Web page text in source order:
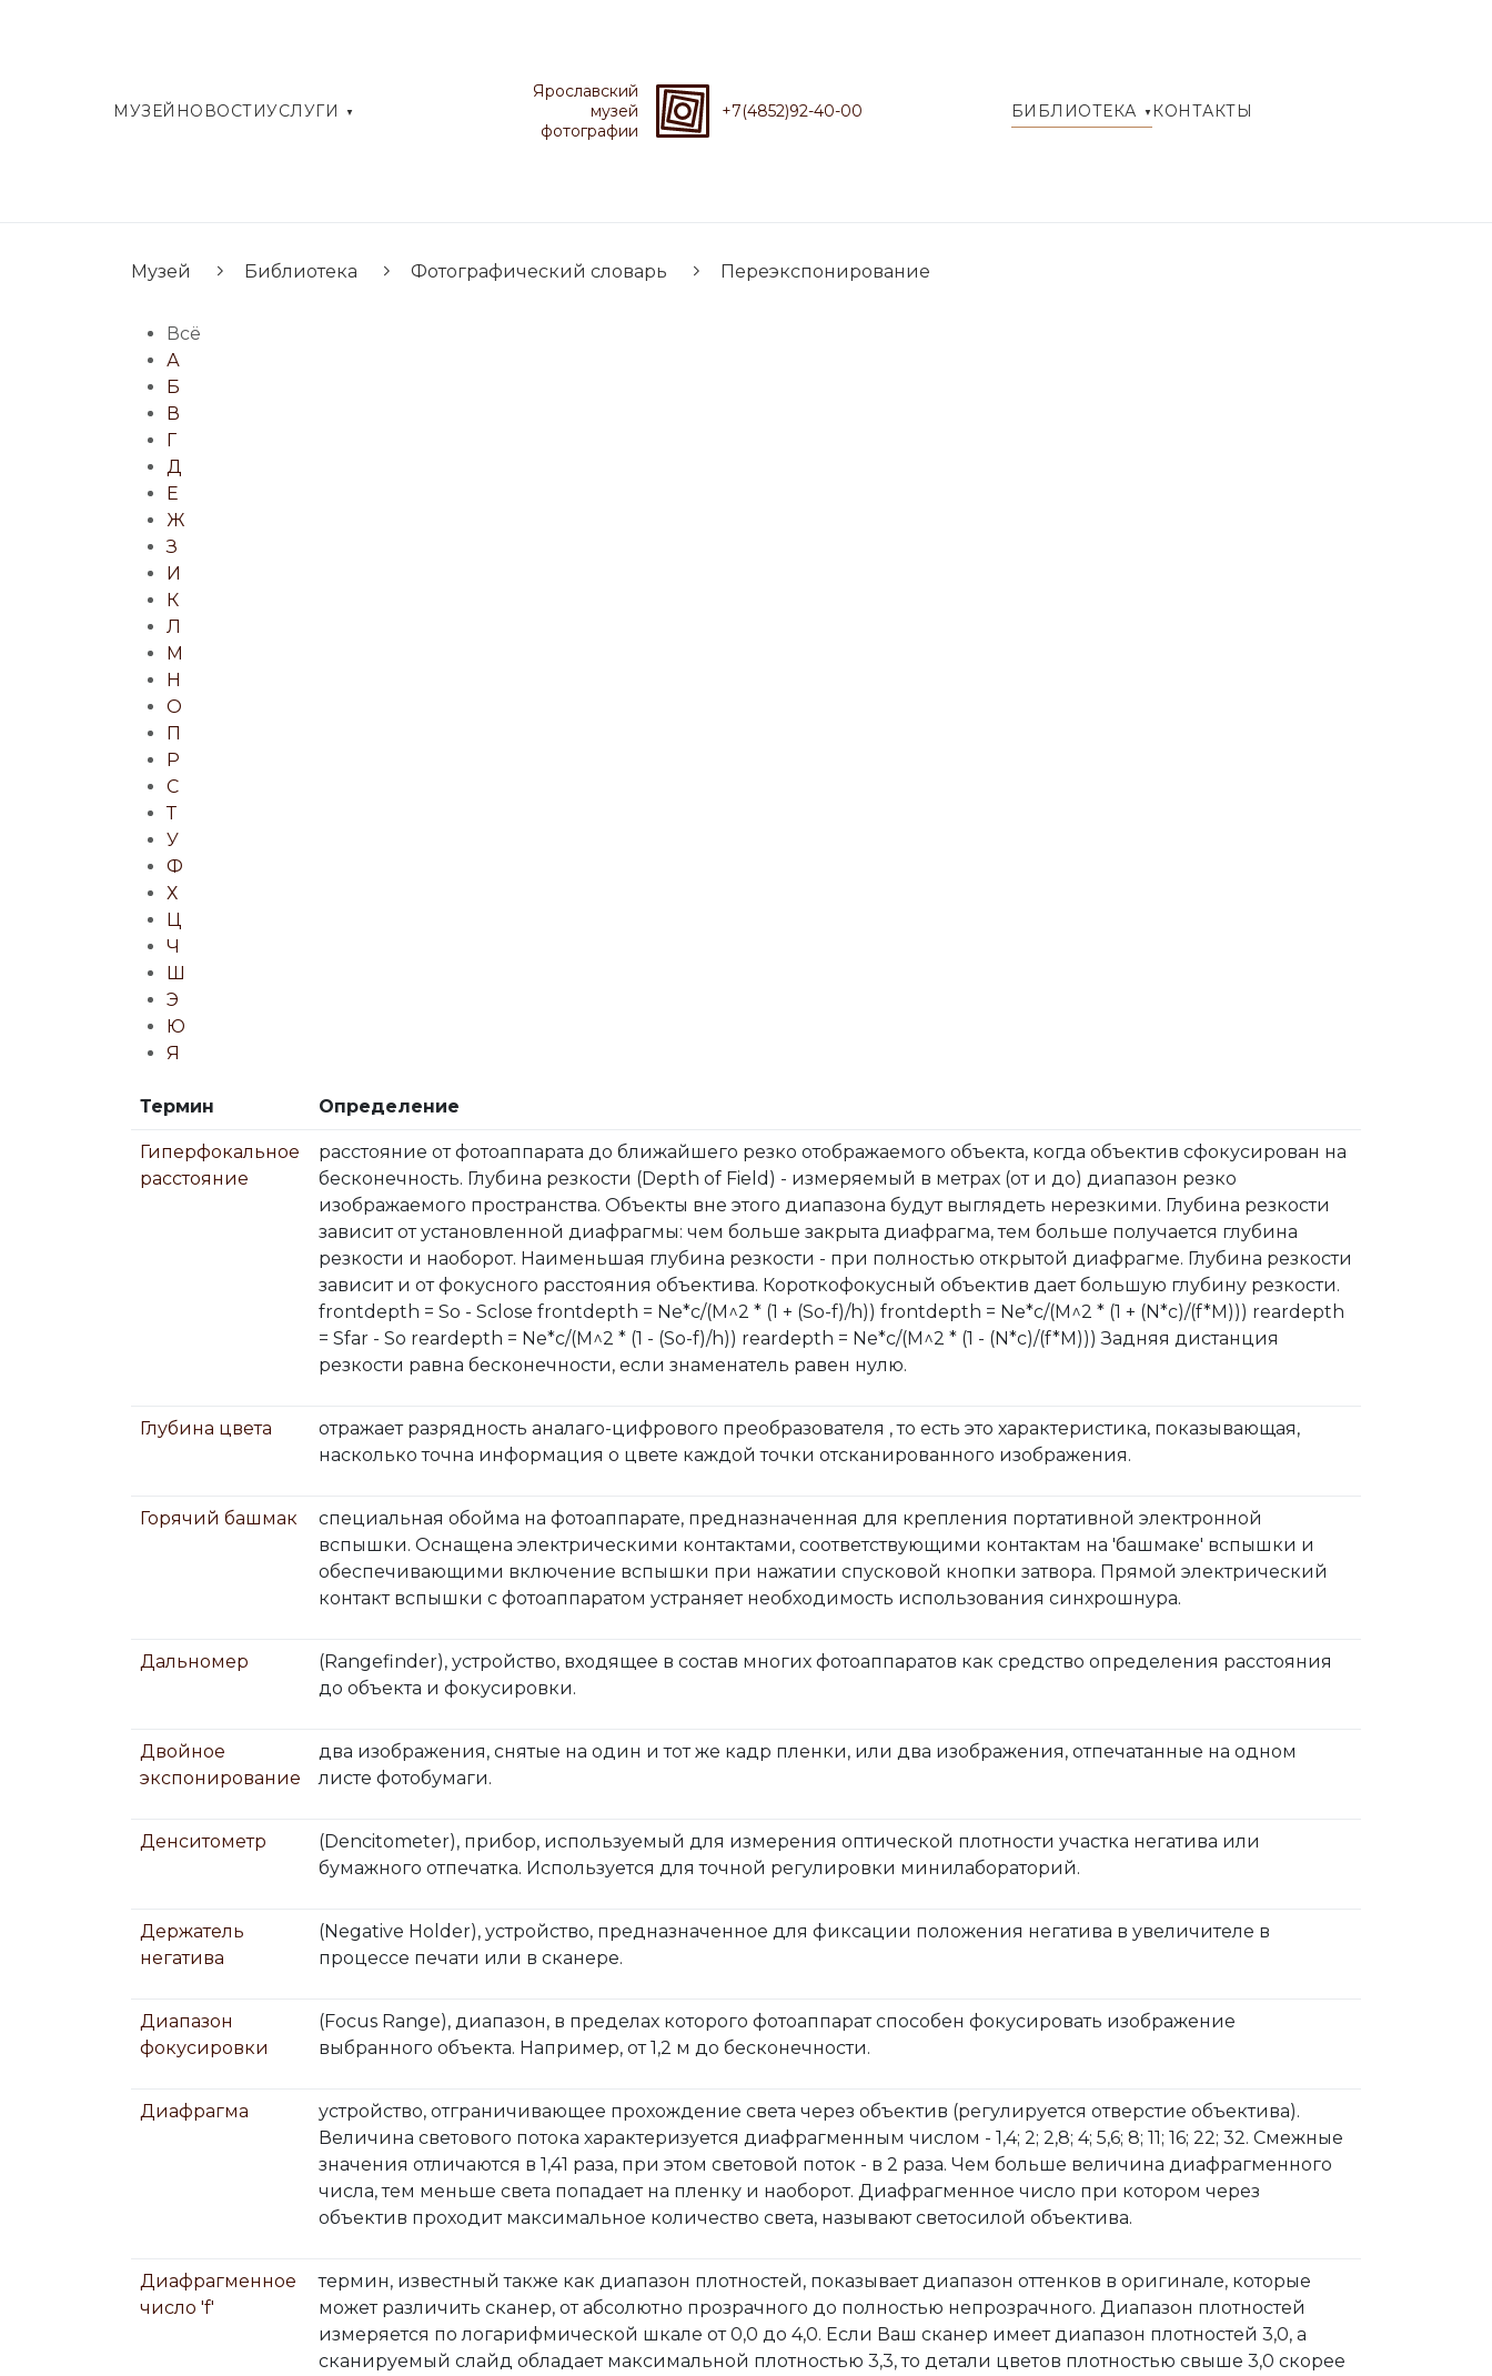
МУЗЕЙ НОВОСТИУСЛУГИ
Ярославский
музей
фотографии
+7(4852)92-40-00 БИБЛИОТЕКА КОНТАКТЫ
Музей Библиотека Фотографический словарь Переэкспонирование
Всё
А
Б
В
Г
Д
Е
Ж
З
И
К
Л
М
Н
О
П
Р
С
Т
У
Ф
Х
Ц
Ч
Ш
Э
Ю
Я
Термин Определение
Гиперфокальное
расстояние
расстояние от фотоаппарата до ближайшего резко отображаемого объекта, когда объектив сфокусирован на
бесконечность. Глубина резкости (Depth of Field) - измеряемый в метрах (от и до) диапазон резко
изображаемого пространства. Объекты вне этого диапазона будут выглядеть нерезкими. Глубина резкости
зависит от установленной диафрагмы: чем больше закрыта диафрагма, тем больше получается глубина
резкости и наоборот. Наименьшая глубина резкости - при полностью открытой диафрагме. Глубина резкости
зависит и от фокусного расстояния объектива. Короткофокусный объектив дает большую глубину резкости.
frontdepth = So - Sclose frontdepth = Ne*c/(M^2 * (1 + (So-f)/h)) frontdepth = Ne*c/(M^2 * (1 + (N*c)/(f*M))) reardepth
= Sfar - So reardepth = Ne*c/(M^2 * (1 - (So-f)/h)) reardepth = Ne*c/(M^2 * (1 - (N*c)/(f*M))) Задняя дистанция
резкости равна бесконечности, если знаменатель равен нулю.
Глубина цвета
отражает разрядность аналаго-цифрового преобразователя , то есть это характеристика, показывающая,
насколько точна информация о цвете каждой точки отсканированного изображения.
Горячий башмак
специальная обойма на фотоаппарате, предназначенная для крепления портативной электронной
вспышки. Оснащена электрическими контактами, соответствующими контактам на 'башмаке' вспышки и
обеспечивающими включение вспышки при нажатии спусковой кнопки затвора. Прямой электрический
контакт вспышки с фотоаппаратом устраняет необходимость использования синхрошнура.
Дальномер
(Rangefinder), устройство, входящее в состав многих фотоаппаратов как средство определения расстояния
до объекта и фокусировки.
Двойное
экспонирование
два изображения, снятые на один и тот же кадр пленки, или два изображения, отпечатанные на одном
листе фотобумаги.
Денситометр
(Dencitometer), прибор, используемый для измерения оптической плотности участка негатива или
бумажного отпечатка. Используется для точной регулировки минилабораторий.
Держатель
негатива
(Negative Holder), устройство, предназначенное для фиксации положения негатива в увеличителе в
процессе печати или в сканере.
Диапазон
фокусировки
(Focus Range), диапазон, в пределах которого фотоаппарат способен фокусировать изображение
выбранного объекта. Например, от 1,2 м до бесконечности.
Диафрагма
устройство, отграничивающее прохождение света через объектив (регулируется отверстие объектива).
Величина светового потока характеризуется диафрагменным числом - 1,4; 2; 2,8; 4; 5,6; 8; 11; 16; 22; 32. Смежные
значения отличаются в 1,41 раза, при этом световой поток - в 2 раза. Чем больше величина диафрагменного
числа, тем меньше света попадает на пленку и наоборот. Диафрагменное число при котором через
объектив проходит максимальное количество света, называют светосилой объектива.
Диафрагменное
число 'f'
термин, известный также как диапазон плотностей, показывает диапазон оттенков в оригинале, которые
может различить сканер, от абсолютно прозрачного до полностью непрозрачного. Диапазон плотностей
измеряется по логарифмической шкале от 0,0 до 4,0. Если Ваш сканер имеет диапазон плотностей 3,0, а
сканируемый слайд обладает максимальной плотностью 3,3, то детали цветов плотностью свыше 3,0 скорее